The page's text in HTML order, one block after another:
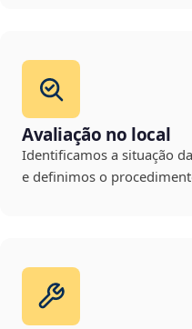
Avaliação no local
Identificamos a situação
e definimos o